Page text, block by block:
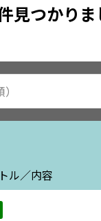
見つかりま
ル／内容